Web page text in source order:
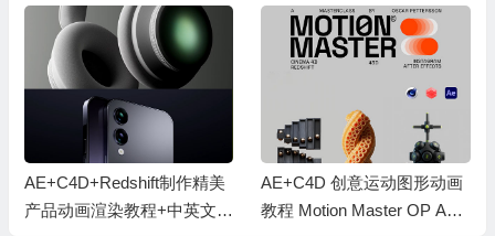
AE+C4D+Redshift制作精美
产品动画渲染教程+中英文字
AE+C4D 创意运动图形动画
教程 Motion Master OP Ani